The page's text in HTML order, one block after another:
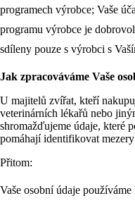
programech výrobce; Vaše
programu výrobce je
sdíleny pouze s výrobci s
Jak zpracováváme Vaše
U majitelů zvířat, kteří
veterinárních lékařů nebo
shromažďujeme údaje, které
pomáhají identifikovat
Přitom:
Vaše osobní údaje